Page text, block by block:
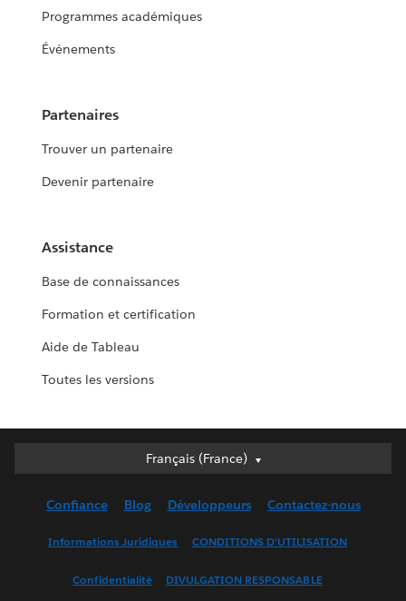
Programmes académiques
Événements
Partenaires
Trouver un partenaire
Devenir partenaire
Assistance
Base de connaissances
Formation et certification
Aide de Tableau
Toutes les versions
Français (France)
Français (France)
English (UK)
Français (Canada)
Confiance Blog Développeurs Contactez-nous
Informations Juridiques CONDITIONS D'UTILISATION
Confidentialité DIVULGATION RESPONSABLE